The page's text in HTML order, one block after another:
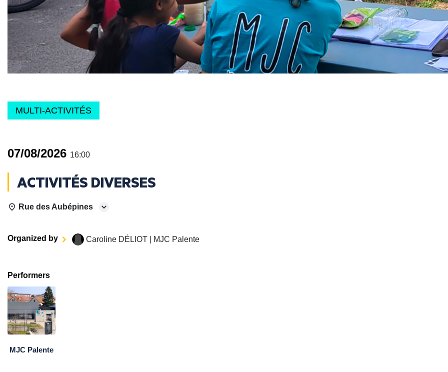
MULTI-ACTIVITÉS
07/08/2026 16:00
ACTIVITÉS DIVERSES
Rue des Aubépines
Organized by Caroline DÉLIOT | MJC Palente
Performers
MJC Palente